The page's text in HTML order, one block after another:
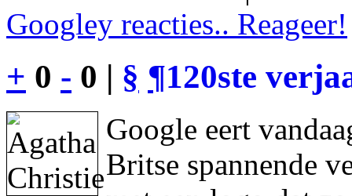
Googley reacties.. Reageer!
+ 0 - 0 | § ¶120ste
Google eert
Britse spannende